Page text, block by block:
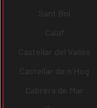
Sant Boi
Calaf
Castellar del Vallès
Castellar de n´Hug
Cabrera de Mar